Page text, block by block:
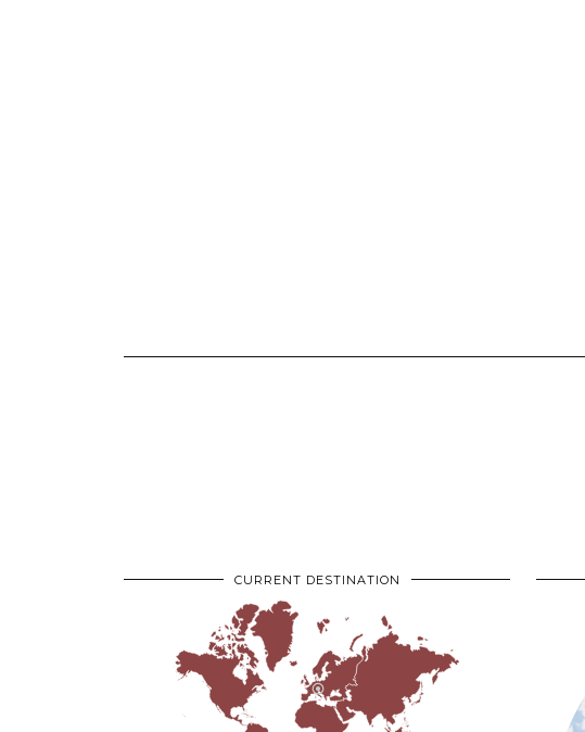
CURRENT DESTINATION